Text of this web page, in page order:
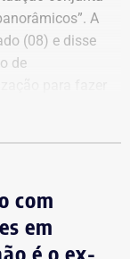
para
A
(08) e disse
de
panorâmico,
Brasileiro
com
no
com
em
é o ex-